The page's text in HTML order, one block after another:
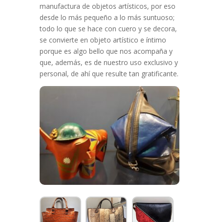
manufactura de objetos artísticos, por eso
desde lo más pequeño a lo más suntuoso;
todo lo que se hace con cuero y se decora,
se convierte en objeto artístico e íntimo
porque es algo bello que nos acompaña y
que, además, es de nuestro uso exclusivo y
personal, de ahí que resulte tan gratificante.